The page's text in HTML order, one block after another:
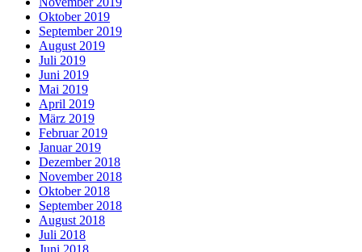
Oktober 2019
September 2019
August 2019
Juli 2019
Juni 2019
Mai 2019
April 2019
März 2019
Februar 2019
Januar 2019
Dezember 2018
November 2018
Oktober 2018
September 2018
August 2018
Juli 2018
Juni 2018